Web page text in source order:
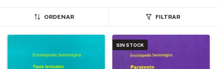
ORDENAR FILTRAR
SIN STOCK